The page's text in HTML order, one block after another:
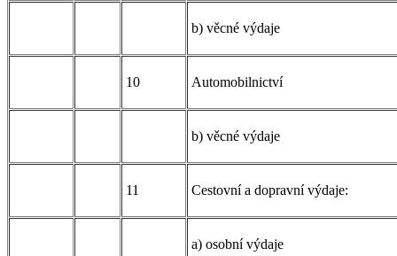
b) věcné výdaje
10 Automobilnictví
b) věcné výdaje
11 Cestovní a dopravní výdaje:
a) osobní výdaje